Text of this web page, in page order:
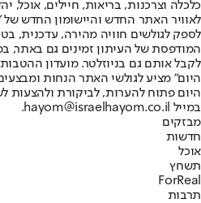
לאוויר האתר החדש והיישומון החדש
לספק לגולשים חוויה מהירה, עדכנית,
המודפסת של העיתון זמינים גם באתר,
לקבל אותם גם בניוזלטר. מועדון
היום" מציע לגולשי האתר הנחות
היום פתוח להערות, לביקורת ולהצעות
במייל hayom@israelhayom.co.il.
מבזקים
חדשות
אוכל
תשחץ
ForReal
תרבות